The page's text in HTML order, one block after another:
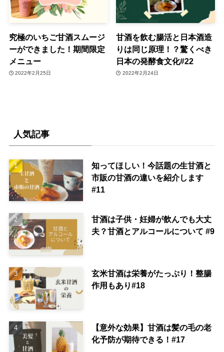
究極のいちご甘酒スムージ
ーができました！期間限定
メニュー
2022年2月25日
甘酒を飲む腸活と日本酒造
りは同じ原理！？驚くべき
日本の発酵食文化#22
2022年2月24日
人気記事
知ってほしい！今話題の生甘酒と
市販の甘酒の違いを紹介します
#11
甘酒は子供・妊婦が飲んでも大丈
夫？甘酒とアルコールについて #9
玄米甘酒は栄養がたっぷり！整腸
作用もあり#18
【意外な効果】甘酒は髪の毛の老
化予防が期待できる！#17